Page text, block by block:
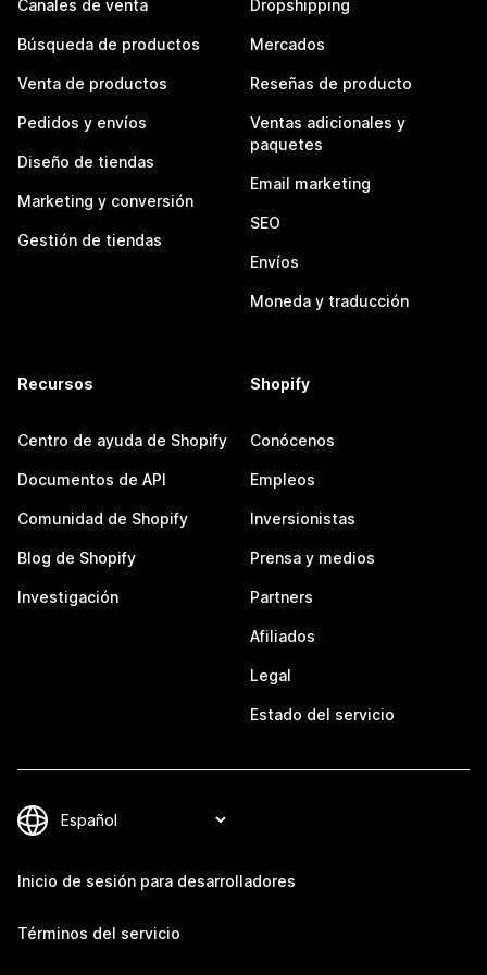
Canales de venta
Búsqueda de productos
Venta de productos
Pedidos y envíos
Diseño de tiendas
Marketing y conversión
Gestión de tiendas
Dropshipping
Mercados
Reseñas de producto
Ventas adicionales y
paquetes
Email marketing
SEO
Envíos
Moneda y traducción
Recursos
Centro de ayuda de Shopify
Documentos de API
Comunidad de Shopify
Blog de Shopify
Investigación
Shopify
Conócenos
Empleos
Inversionistas
Prensa y medios
Partners
Afiliados
Legal
Estado del servicio
Inicio de sesión para desarrolladores
Términos del servicio